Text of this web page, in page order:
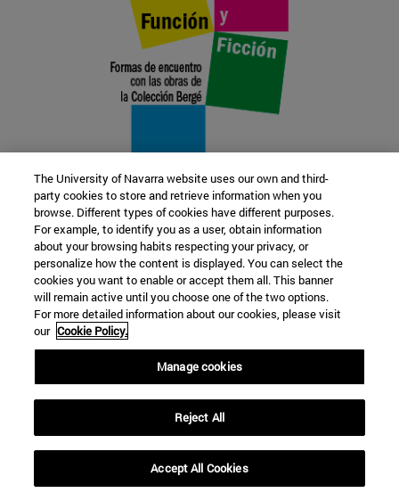
22 SEP
FUNCIÓN Y FICCIÓN. Varios artistas
Más información
The University of Navarra website uses our own and third-
party cookies to store and retrieve information when you
browse. Different types of cookies have different purposes.
For example, to identify you as a user, obtain information
about your browsing habits respecting your privacy, or
personalize how the content is displayed. You can select the
cookies you want to enable or accept them all. This banner
will remain active until you choose one of the two options.
For more detailed information about our cookies, please visit
our Cookie Policy.
Manage cookies
Reject All
Accept All Cookies